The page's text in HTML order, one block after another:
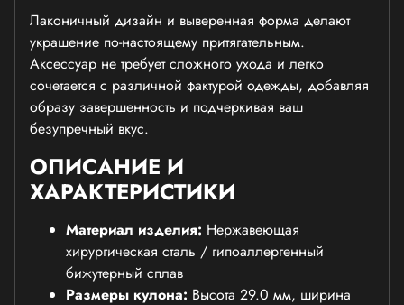
Лаконичный дизайн и выверенная форма делают
украшение по-настоящему притягательным.
Аксессуар не требует сложного ухода и легко
сочетается с различной фактурой одежды, добавляя
образу завершенность и подчеркивая ваш
безупречный вкус.
ОПИСАНИЕ И
ХАРАКТЕРИСТИКИ
Материал изделия: Нержавеющая
хирургическая сталь / гипоаллергенный
бижутерный сплав
Размеры кулона: Высота 29.0 мм, ширина